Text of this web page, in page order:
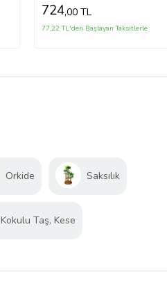
724,00 TL
77,22 TL'den Başlayan Taksitlerle
Orkide Saksılık
Kokulu Taş, Kese